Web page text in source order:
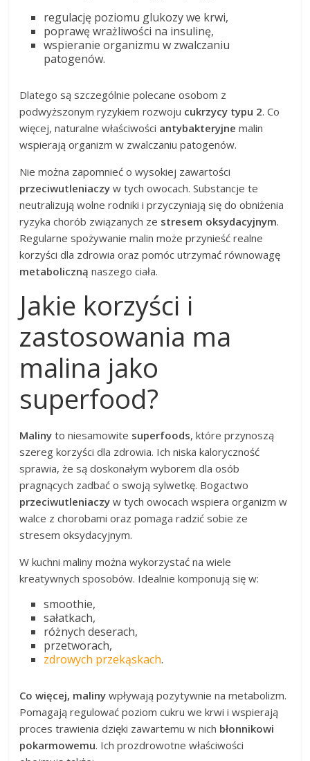
regulację poziomu glukozy we krwi,
poprawę wrażliwości na insulinę,
wspieranie organizmu w zwalczaniu
patogenów.
Dlatego są szczególnie polecane osobom z
podwyższonym ryzykiem rozwoju cukrzycy typu 2. Co
więcej, naturalne właściwości antybakteryjne malin
wspierają organizm w zwalczaniu patogenów.
Nie można zapomnieć o wysokiej zawartości
przeciwutleniaczy w tych owocach. Substancje te
neutralizują wolne rodniki i przyczyniają się do obniżenia
ryzyka chorób związanych ze stresem oksydacyjnym.
Regularne spożywanie malin może przynieść realne
korzyści dla zdrowia oraz pomóc utrzymać równowagę
metaboliczną naszego ciała.
Jakie korzyści i
zastosowania ma
malina jako
superfood?
Maliny to niesamowite superfoods, które przynoszą
szereg korzyści dla zdrowia. Ich niska kaloryczność
sprawia, że są doskonałym wyborem dla osób
pragnących zadbać o swoją sylwetkę. Bogactwo
przeciwutleniaczy w tych owocach wspiera organizm w
walce z chorobami oraz pomaga radzić sobie ze
stresem oksydacyjnym.
W kuchni maliny można wykorzystać na wiele
kreatywnych sposobów. Idealnie komponują się w:
smoothie,
sałatkach,
różnych deserach,
przetworach,
zdrowych przekąskach.
Co więcej, maliny wpływają pozytywnie na metabolizm.
Pomagają regulować poziom cukru we krwi i wspierają
proces trawienia dzięki zawartemu w nich błonnikowi
pokarmowemu. Ich prozdrowotne właściwości